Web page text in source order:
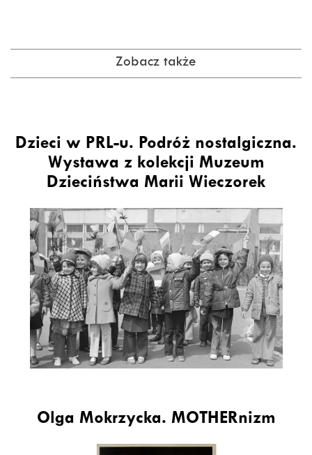
Zobacz także
Dzieci w PRL-u. Podróż nostalgiczna.
Wystawa z kolekcji Muzeum
Dzieciństwa Marii Wieczorek
Olga Mokrzycka. MOTHERnizm